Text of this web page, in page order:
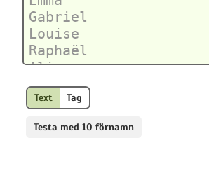
Text Tag
Testa med 10 förnamn